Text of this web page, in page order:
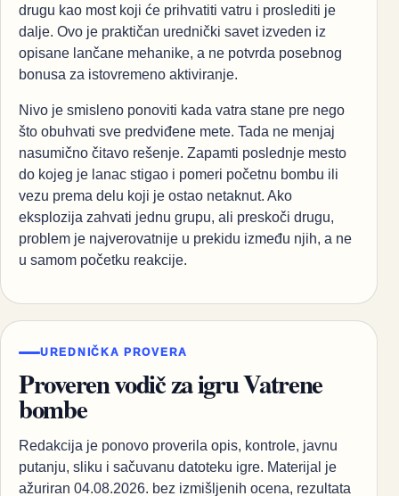
drugu kao most koji će prihvatiti vatru i proslediti je
dalje. Ovo je praktičan urednički savet izveden iz
opisane lančane mehanike, a ne potvrda posebnog
bonusa za istovremeno aktiviranje.
Nivo je smisleno ponoviti kada vatra stane pre nego
što obuhvati sve predviđene mete. Tada ne menjaj
nasumično čitavo rešenje. Zapamti poslednje mesto
do kojeg je lanac stigao i pomeri početnu bombu ili
vezu prema delu koji je ostao netaknut. Ako
eksplozija zahvati jednu grupu, ali preskoči drugu,
problem je najverovatnije u prekidu između njih, a ne
u samom početku reakcije.
UREDNIČKA PROVERA
Proveren vodič za igru Vatrene
bombe
Redakcija je ponovo proverila opis, kontrole, javnu
putanju, sliku i sačuvanu datoteku igre. Materijal je
ažuriran 04.08.2026. bez izmišljenih ocena, rezultata